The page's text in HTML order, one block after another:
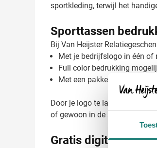
sportkleding, terwijl het
Sporttassen
Bij Van Heijster
Met je bedrijfslogo in één of
Full color bedrukking
Met een pakkende slogan of
Door je logo te laten
of gewoon in de sportschool.
Gratis digitaal